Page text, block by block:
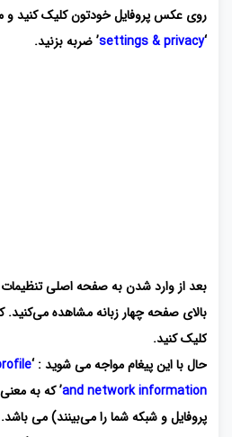
روی عکس پروفایل خودتون کلیک کنید و
‘
settings & privacy’ ضربه بزنید.
بعد از وارد شدن به صفحه اصلی
بالای صفحه چهار زبانه مشاهده می‌کنید.
کلیک کنید.
حال با این پیغام مواجه می شوید : ‘
and network information’ که به
پروفایل و شبکه شما را می‌بینند) می باشد.